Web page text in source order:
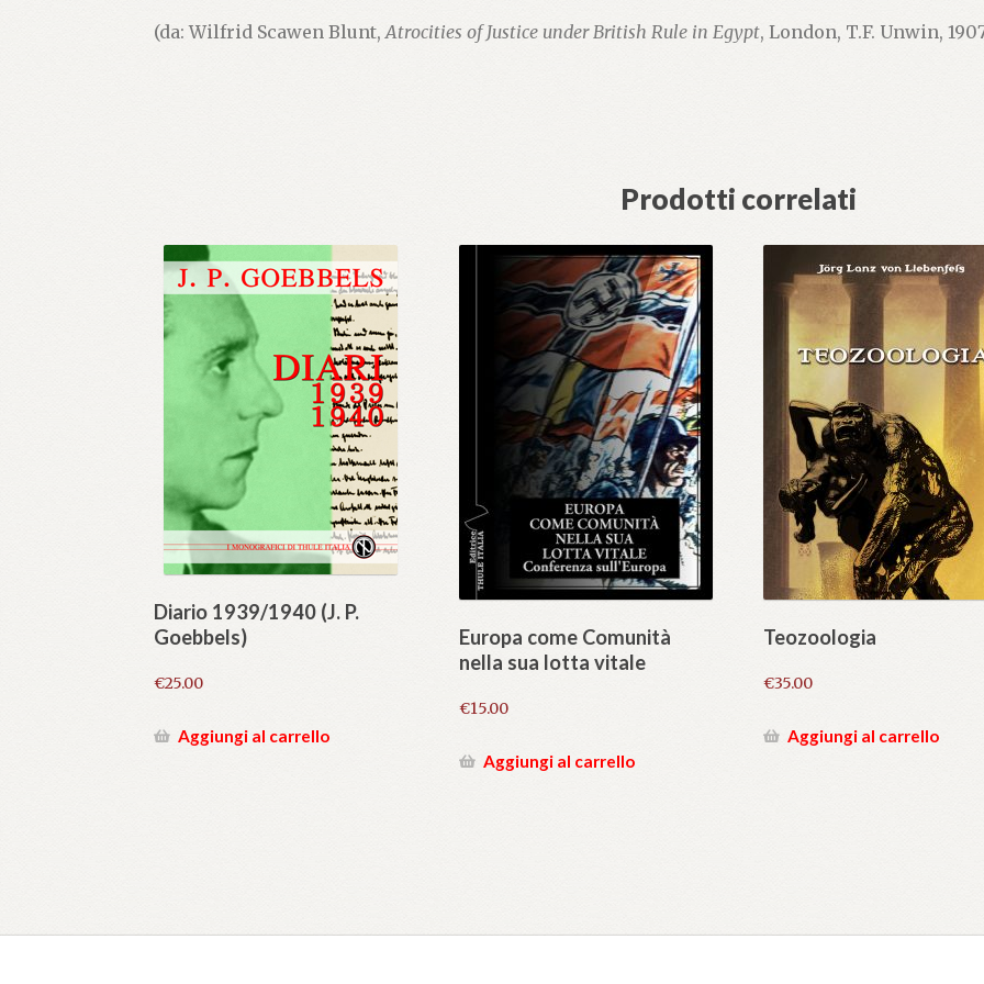
(da: Wilfrid Scawen Blunt,Atrocities of Justice under British Rule in Egypt, London, T.F. Unwin,
Prodotti correlati
Diario 1939/1940 (J. P.
Goebbels)
€25.00
Aggiungi al carrello
Europa come Comunità
nella sua lotta vitale
€15.00
Aggiungi al carrello
Teozoologia
€35.00
Aggiungi al carrello